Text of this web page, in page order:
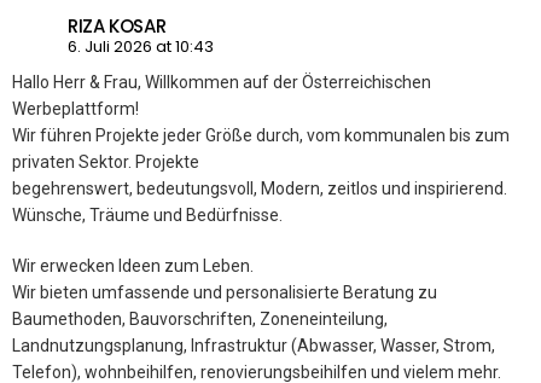
RIZA KOSAR
6. Juli 2026 at 10:43
Hallo Herr & Frau, Willkommen auf der Österreichischen
Werbeplattform!
Wir führen Projekte jeder Größe durch, vom kommunalen bis zum
privaten Sektor. Projekte
begehrenswert, bedeutungsvoll, Modern, zeitlos und inspirierend.
Wünsche, Träume und Bedürfnisse.
Wir erwecken Ideen zum Leben.
Wir bieten umfassende und personalisierte Beratung zu
Baumethoden, Bauvorschriften, Zoneneinteilung,
Landnutzungsplanung, Infrastruktur (Abwasser, Wasser, Strom,
Telefon), wohnbeihilfen, renovierungsbeihilfen und vielem mehr.